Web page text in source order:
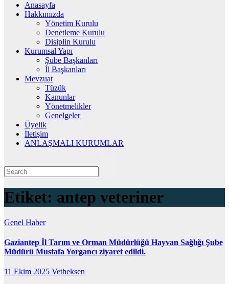
Anasayfa
Hakkımızda
Yönetim Kurulu
Denetleme Kurulu
Disiplin Kurulu
Kurumsal Yapı
Şube Başkanları
İl Başkanları
Mevzuat
Tüzük
Kanunlar
Yönetmelikler
Genelgeler
Üyelik
İletişim
ANLAŞMALI KURUMLAR
Etiket: antep veteriner
Genel Haber
Gaziantep İl Tarım ve Orman Müdürlüğü Hayvan Sağlığı Şube
Müdürü Mustafa Yorgancı ziyaret edildi.
11 Ekim 2025 Vetheksen